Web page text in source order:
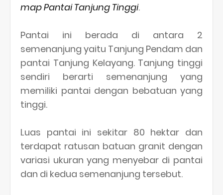
map Pantai Tanjung Tinggi.
Pantai ini berada di antara 2
semenanjung yaitu Tanjung Pendam dan
pantai Tanjung Kelayang. Tanjung tinggi
sendiri berarti semenanjung yang
memiliki pantai dengan bebatuan yang
tinggi.
Luas pantai ini sekitar 80 hektar dan
terdapat ratusan batuan granit dengan
variasi ukuran yang menyebar di pantai
dan di kedua semenanjung tersebut.